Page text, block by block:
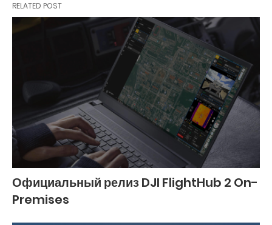
RELATED POST
Официальный релиз DJI FlightHub 2 On-
Premises